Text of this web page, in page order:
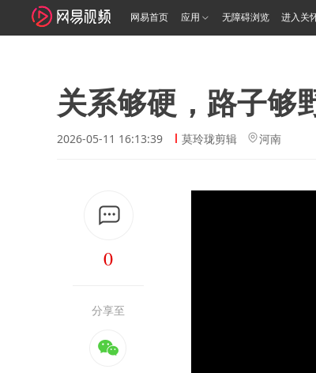
网易首页 应用 无障碍浏览 进入关
关系够硬，路子够
2026-05-11 16:13:39 莫玲珑剪辑 河南
0
分享至